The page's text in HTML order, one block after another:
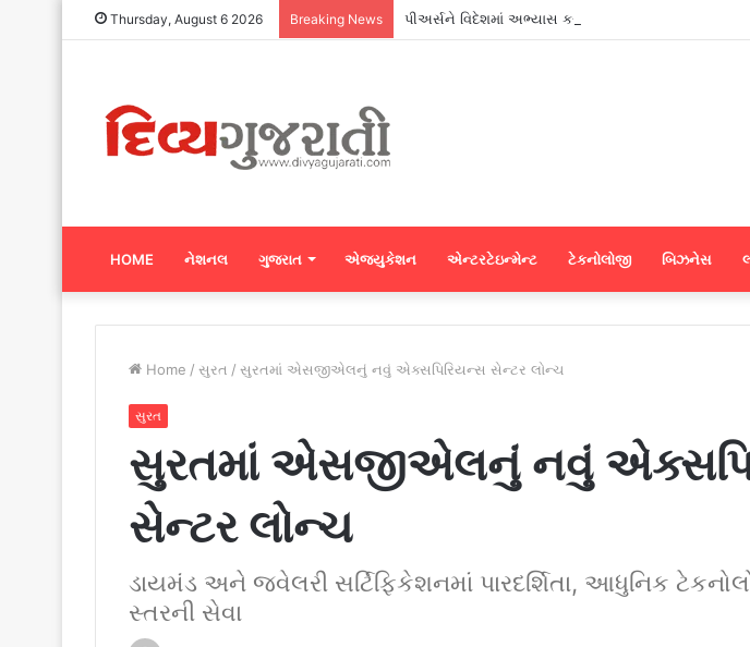
Thursday, August 6 2026 Breaking News પીઅર્સને વિદેશમાં અભ્યાસ કરવા ઈચ્છતા વિદ્યાર્થીઓ માટે
HOME નેશનલ ગુજરાત એજ્યુકેશન એન્ટરટેઇન્મેન્ટ ટેકનોલોજી બિઝનેસ
Home / સુરત / સુરતમાં એસજીએલનું નવું એક્સપિરિયન્સ સેન્ટર લોન્ચ
સુરત
સુરતમાં એસજીએલનું નવું
સેન્ટર લોન્ચ
ડાયમંડ અને જ્વેલરી સર્ટિફિકેશનમાં પારદર્શિતા, આધુનિક
સ્તરની સેવા